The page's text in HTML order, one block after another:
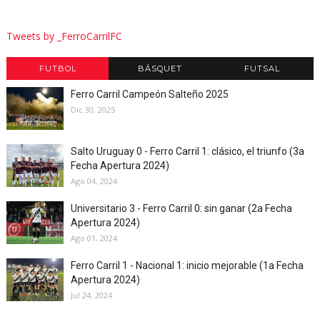
Tweets by _FerroCarrilFC
FUTBOL BÁSQUET FUTSAL
Ferro Carril Campeón Salteño 2025
Dic 30, 2025
Salto Uruguay 0 - Ferro Carril 1: clásico, el triunfo (3a
Fecha Apertura 2024)
Ago 04, 2024
Universitario 3 - Ferro Carril 0: sin ganar (2a Fecha
Apertura 2024)
Ago 01, 2024
Ferro Carril 1 - Nacional 1: inicio mejorable (1a Fecha
Apertura 2024)
Jul 24, 2024